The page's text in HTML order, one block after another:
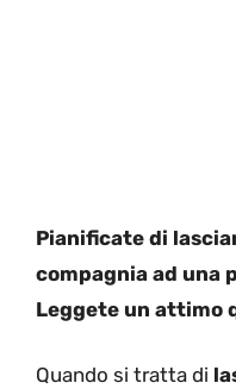
Pianificate di
compagnia ad una
Leggete un attimo
Quando si tratta di